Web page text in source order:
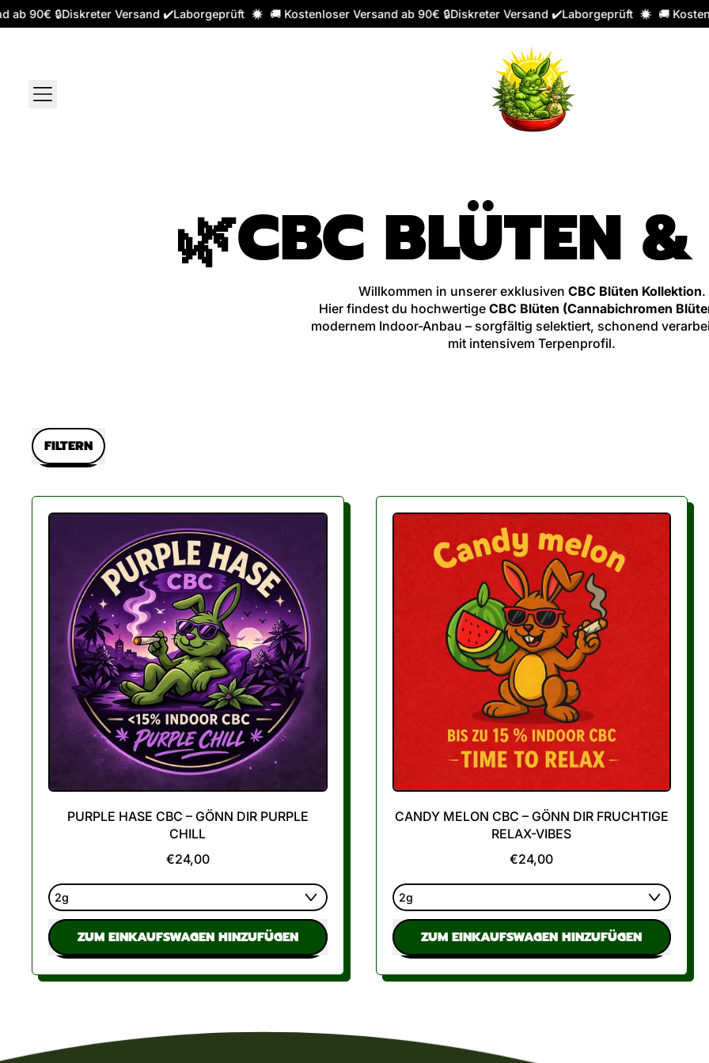
90€ 🔒Diskreter Versand ✔️Laborgeprüft 🚚 Kostenloser Versand ab 90€ 🔒Diskreter Versand ✔️Laborgeprüft 🚚
MENU
🌿CBC BLÜTEN
Willkommen in unserer exklusiven CBC Blüten Kollektion.
Hier findest du hochwertige CBC Blüten (Cannabichromen
modernem Indoor-Anbau – sorgfältig selektiert, schonend
mit intensivem Terpenprofil.
FILTERN
PURPLE HASE CBC – GÖNN DIR PURPLE
CHILL
€24,00
NORMALER PREIS
ZUM EINKAUFSWAGEN HINZUFÜGEN
,
Purple
–
CANDY MELON CBC – GÖNN DIR FRUCHTIGE
RELAX-VIBES
€24,00
NORMALER PREIS
ZUM EINKAUFSWAGEN HINZUFÜGEN
,
Candy